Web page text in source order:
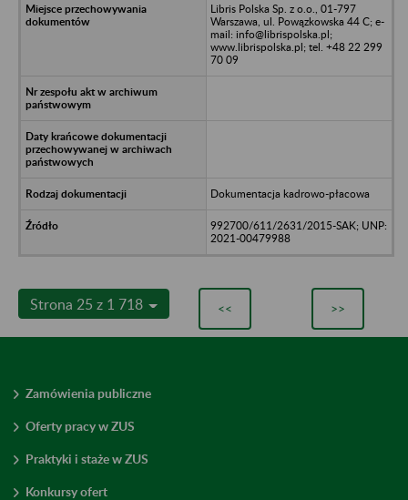
Libris Polska Sp. z o.o., 01-797
Warszawa, ul. Powązkowska 44 C; e-
mail: info@librispolska.pl;
www.librispolska.pl; tel. +48 22 299
70 09
Dokumentacja kadrowo-płacowa
992700/611/2631/2015-SAK; UNP:
2021-00479988
Strona 25 z 1 718 << >>
Zamówienia publiczne
Oferty pracy w ZUS
Praktyki i staże w ZUS
Konkursy ofert